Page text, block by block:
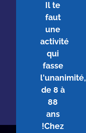
Il te
faut
une
activité
qui
fasse
l'unanimité,
de 8 à
88
ans
!Chez